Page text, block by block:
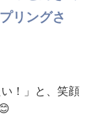
リングさ
！」と、笑顔